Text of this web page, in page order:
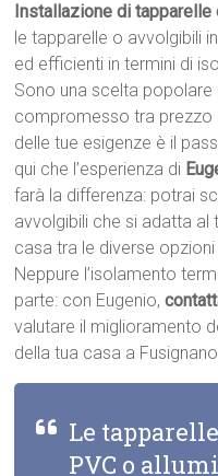
Installazione di
le tapparelle o avvolgibili
ed efficienti in termini di
Sono una scelta
compromesso tra prezzo
delle tue esigenze è il
qui che l’esperienza di
farà la differenza: potrai
avvolgibili che si adatta al
casa tra le diverse
Neppure l’isolamento
parte: con Eugenio,
valutare il miglioramento
della tua casa a
Le
PVC o